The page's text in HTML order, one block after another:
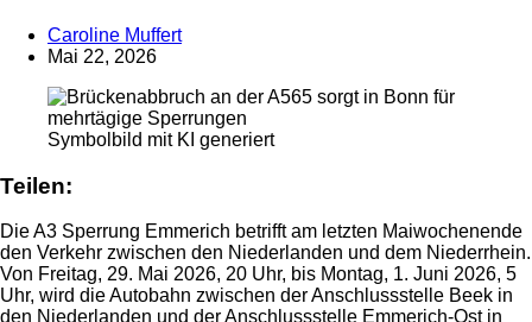
Anzeige
Caroline Muffert
Mai 22, 2026
Symbolbild mit KI generiert
Teilen:
Die A3 Sperrung Emmerich betrifft am letzten Maiwochenende
den Verkehr zwischen den Niederlanden und dem Niederrhein.
Von Freitag, 29. Mai 2026, 20 Uhr, bis Montag, 1. Juni 2026, 5
Uhr, wird die Autobahn zwischen der Anschlussstelle Beek in
den Niederlanden und der Anschlussstelle Emmerich-Ost in